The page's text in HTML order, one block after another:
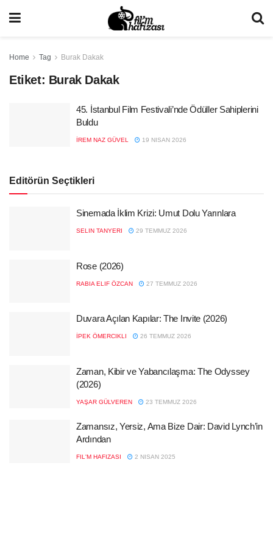
Home Tag Burak Dakak
Etiket: Burak Dakak
45. İstanbul Film Festivali’nde Ödüller Sahiplerini
Buldu
İREM NAZ GÜVEL 19 NISAN 2026
Editörün Seçtikleri
Sinemada İklim Krizi: Umut Dolu Yarınlara
SELIN TANYERI 29 TEMMUZ 2026
Rose (2026)
RABIA ELIF ÖZCAN 27 TEMMUZ 2026
Duvara Açılan Kapılar: The Invite (2026)
İPEK ÖMERCIKLI 26 TEMMUZ 2026
Zaman, Kibir ve Yabancılaşma: The Odyssey
(2026)
YAŞAR GÜLVEREN 23 TEMMUZ 2026
Zamansız, Yersiz, Ama Bize Dair: David Lynch’in
Ardından
FIL'M HAFIZASI 2 NISAN 2025